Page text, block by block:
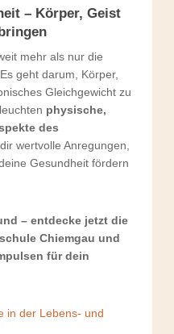
– Körper, Geist
mehr als nur die
geht darum, Körper,
Gleichgewicht zu
physische,
des
wertvolle Anregungen,
Gesundheit fördern
– entdecke jetzt die
Chiemgau und
für dein
in der Lebens- und